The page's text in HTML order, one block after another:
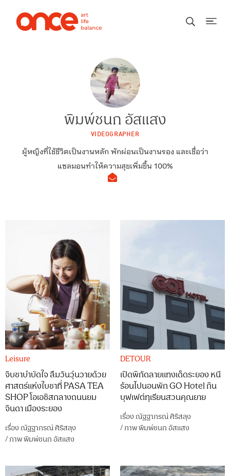
พิมพ์ชนก อัสแสง
VIDEOGRAPHER
ผู้หญิงที่ใช้ชีวิตเป็นงานหลัก พักผ่อนเป็นงานรอง และเชื่อว่า
แซลมอนทำให้ความสุขเพิ่มขึ้น 100%
Leisure
จิบชาบำบัดใจ ลืมวันวุ่นวายด้วย
ศาสตร์แห่งใบชาที่ PASA TEA
SHOP โอเอซิสกลางถนนยม
จินดา เมืองระยอง
เรื่องณัฐฐาภรณ์ ศิริสลุง
/ภาพพิมพ์ชนก อัสแสง
DETOUR
เปิดพิกัดลายแทงเด็ดระยอง หนี
ร้อนไปนอนพัก GO Hotel กิน
บุฟเฟต์ทุเรียนสวนคุณยาย
เรื่องณัฐฐาภรณ์ ศิริสลุง
/ภาพพิมพ์ชนก อัสแสง